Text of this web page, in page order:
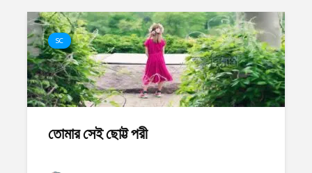
SC
তোমার সেই ছোট্ট পরী